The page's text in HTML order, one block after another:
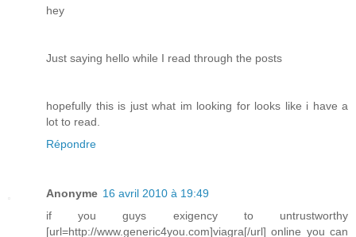
hey
Just saying hello while I read through the posts
hopefully this is just what im looking for looks like i have a
lot to read.
Répondre
Anonyme 16 avril 2010 à 19:49
if you guys exigency to untrustworthy
[url=http://www.generic4you.com]viagra[/url] online you can